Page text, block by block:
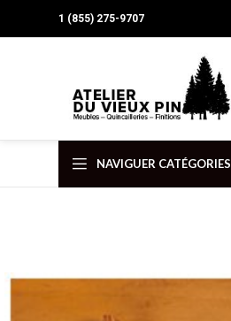
1 (855) 275-9707
NAVIGUER CATÉGORIES